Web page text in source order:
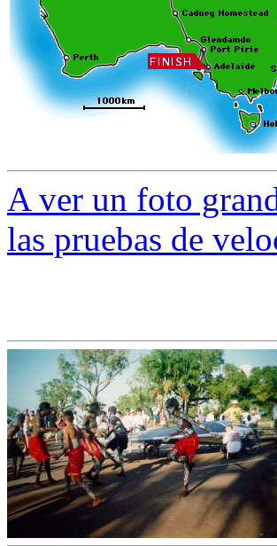
A ver un foto
las pruebas de